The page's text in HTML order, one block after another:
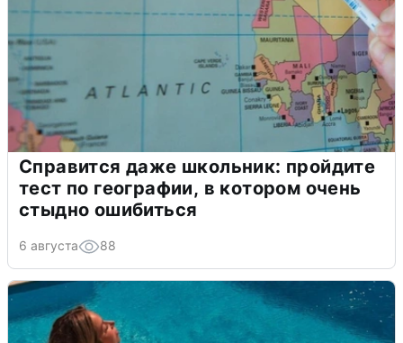
Справится даже школьник: пройдите
тест по географии, в котором очень
стыдно ошибиться
6 августа 88